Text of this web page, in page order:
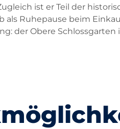
ist er Teil der
als Ruhepause beim
der Obere